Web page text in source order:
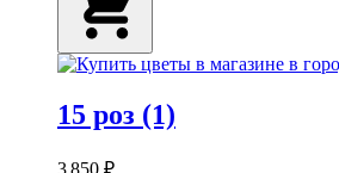
15 роз (1)
3 850 ₽